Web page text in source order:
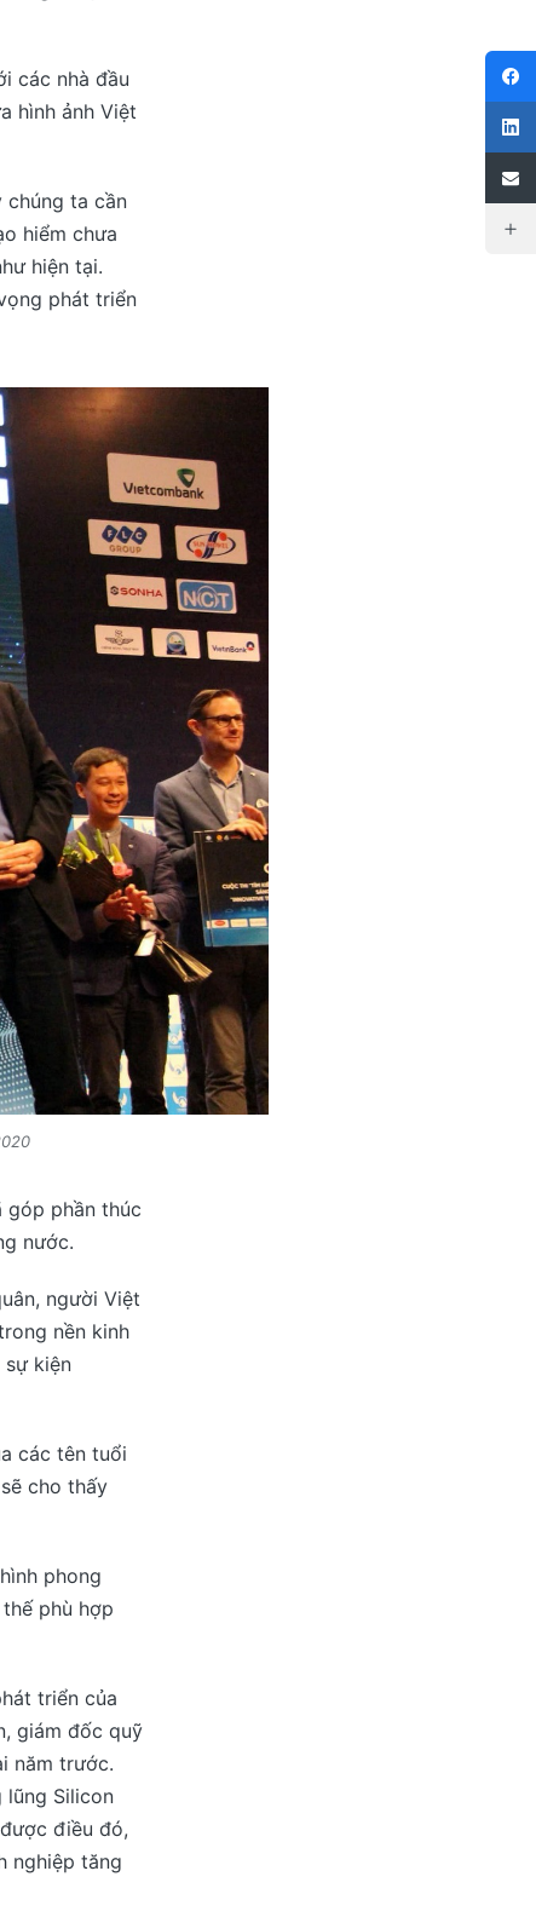
các nhà đầu
hình ảnh Việt
chúng ta cần
hiểm chưa
hiện tại.
phát triển
góp phần thúc
nước.
người Việt
nền kinh
kiện
các tên tuổi
cho thấy
phong
phù hợp
triển của
giám đốc quỹ
năm trước.
lũng Silicon
điều đó,
nghiệp tăng